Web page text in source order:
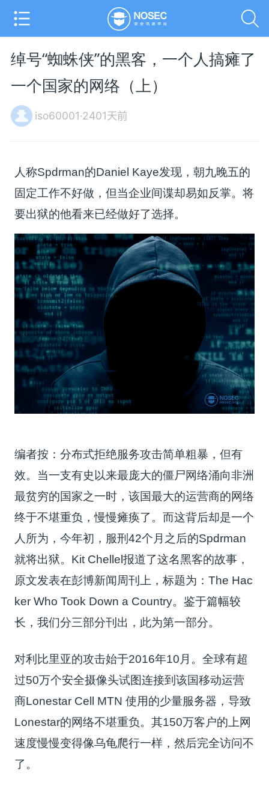
绰号“蜘蛛侠”的黑客，一个人搞瘫了
一个国家的网络（上）
iso60001·2401天前
人称Spdrman的Daniel Kaye发现，朝九晚五的
固定工作不好做，但当企业间谍却易如反掌。将
要出狱的他看来已经做好了选择。
编者按：分布式拒绝服务攻击简单粗暴，但有
效。当一支有史以来最庞大的僵尸网络涌向非洲
最贫穷的国家之一时，该国最大的运营商的网络
终于不堪重负，慢慢瘫痪了。而这背后却是一个
人所为，今年初，服刑42个月之后的Spdrman
就将出狱。Kit Chellel报道了这名黑客的故事，
原文发表在彭博新闻周刊上，标题为：The Hac
ker Who Took Down a Country。鉴于篇幅较
长，我们分三部分刊出，此为第一部分。
对利比里亚的攻击始于2016年10月。全球有超
过50万个安全摄像头试图连接到该国移动运营
商Lonestar Cell MTN 使用的少量服务器，导致
Lonestar的网络不堪重负。其150万客户的上网
速度慢慢变得像乌龟爬行一样，然后完全访问不
了。